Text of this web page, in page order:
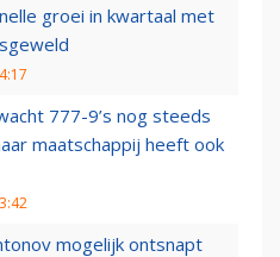
groei in kwartaal met
777-9’s nog steeds
maatschappij heeft ook
mogelijk ontsnapt